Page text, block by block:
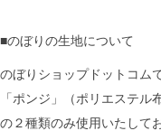
■のぼりの生地について
のぼりショップドットコム
「ポンジ」（ポリエステル
の２種類のみ使用いたして